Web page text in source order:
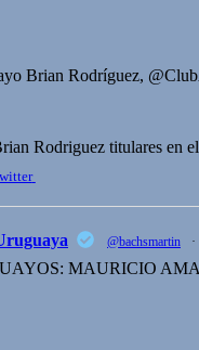
Brian Rodríguez,
Rodriguez titulares en
@bachsmartin ·
MAURICIO